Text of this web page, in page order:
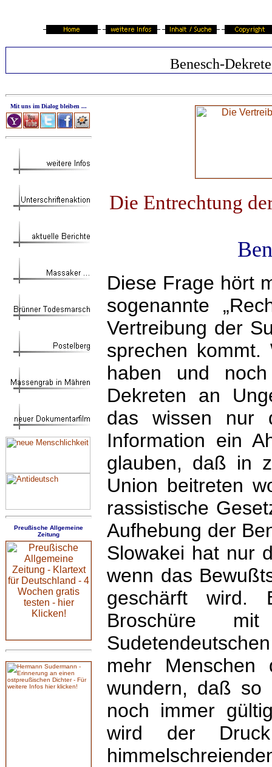
Benesch-Dekrete
Mit uns im Dialog bleiben ...
Preußische Allgemeine
Zeitung
Die Entrechtung
Diese Frage hört
sogenannte
Vertreibung der
sprechen kommt.
haben und
Dekreten an
das wissen nur
Information ein
glauben, daß in
Union beitreten
rassistische
Aufhebung der
Slowakei hat nur
wenn das
geschärft wird.
Broschüre
mehr
wundern, daß so
noch immer
wird der